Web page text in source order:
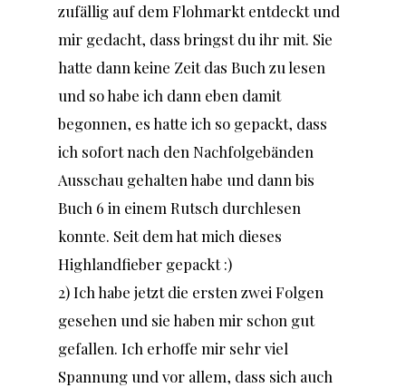
zufällig auf dem Flohmarkt entdeckt und
mir gedacht, dass bringst du ihr mit. Sie
hatte dann keine Zeit das Buch zu lesen
und so habe ich dann eben damit
begonnen, es hatte ich so gepackt, dass
ich sofort nach den Nachfolgebänden
Ausschau gehalten habe und dann bis
Buch 6 in einem Rutsch durchlesen
konnte. Seit dem hat mich dieses
Highlandfieber gepackt :)
2) Ich habe jetzt die ersten zwei Folgen
gesehen und sie haben mir schon gut
gefallen. Ich erhoffe mir sehr viel
Spannung und vor allem, dass sich auch